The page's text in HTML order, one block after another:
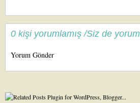
0 kişi yorumlamış /Siz de
Yorum Gönder